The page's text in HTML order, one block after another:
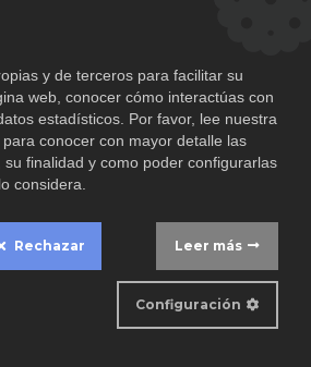
DE COOKIES
de cookiesLas cookies son
que enviamos al disco
ordenador a través de su
puedan reconocer su
y ofrecerle ciertos
página utiliza tipos
y de terceros para facilitar su
web, conocer cómo interactúas con
estadísticos. Por favor, lee nuestra
para conocer con mayor detalle las
finalidad y como poder configurarlas
considera.
Rechazar Leer más
Configuración